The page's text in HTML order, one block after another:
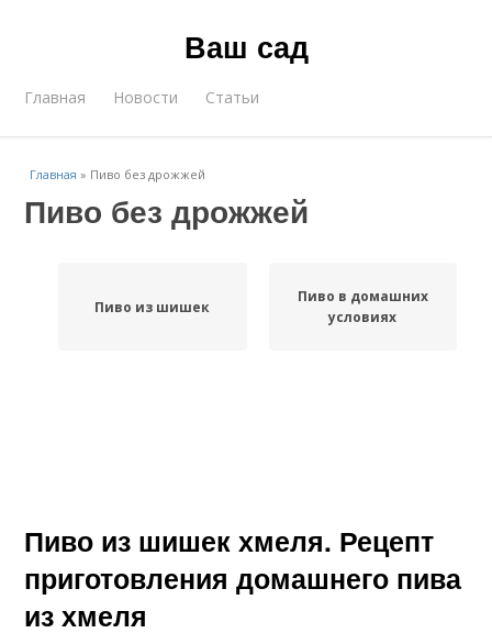
Ваш сад
Главная Новости Статьи
Главная » Пиво без дрожжей
Пиво без дрожжей
Пиво из шишек
Пиво в домашних
условиях
Пиво из шишек хмеля. Рецепт
приготовления домашнего пива
из хмеля